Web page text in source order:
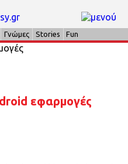
Γνώμες Stories Fun
εφαρμογές